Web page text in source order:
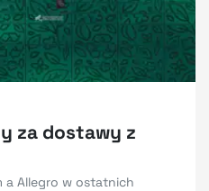
za dostawy z
a Allegro w ostatnich